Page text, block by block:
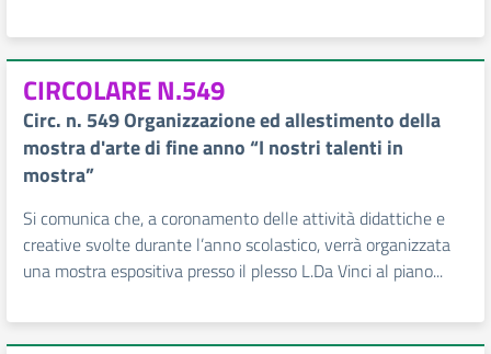
CIRCOLARE N.549
Circ. n. 549 Organizzazione ed allestimento della
mostra d'arte di fine anno “I nostri talenti in
mostra”
Si comunica che, a coronamento delle attività didattiche e
creative svolte durante l’anno scolastico, verrà organizzata
una mostra espositiva presso il plesso L.Da Vinci al piano...